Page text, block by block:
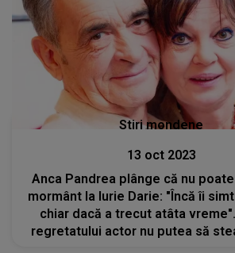
Stiri mondene
13 oct 2023
Anca Pandrea plânge că nu
mormânt la Iurie Darie: "Încă îi
chiar dacă a trecut atâta
regretatului actor nu putea să